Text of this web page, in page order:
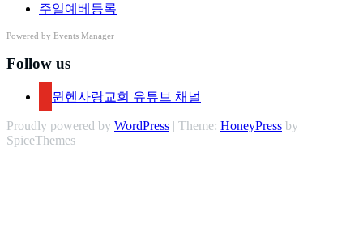
주일예베등록
Powered by Events Manager
Follow us
뮌헨사랑교회 유튜브 채널
Proudly powered by WordPress | Theme: HoneyPress by
SpiceThemes